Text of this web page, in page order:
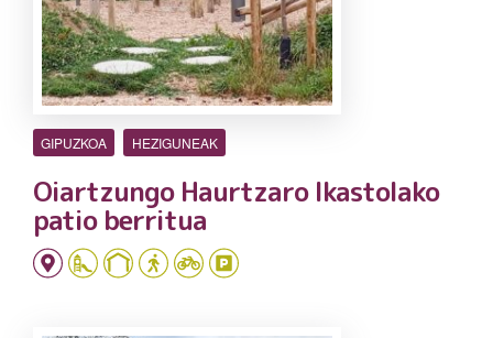
GIPUZKOA HEZIGUNEAK
Oiartzungo Haurtzaro Ikastolako
patio berritua